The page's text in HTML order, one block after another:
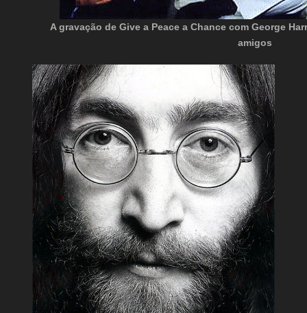
A gravação de Give a Peace a Chance com George
amigos